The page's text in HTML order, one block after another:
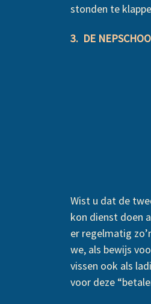
stonden te
3. DE
Wist u dat de
kon dienst doen
er regelmatig
we, als bewijs
vissen ook als
voor deze